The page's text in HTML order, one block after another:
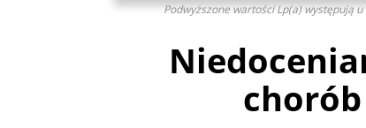
Podwyższone wartości Lp(a) występują